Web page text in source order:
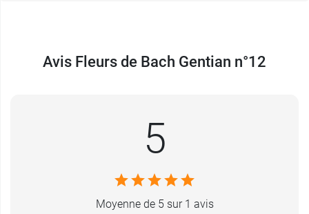
Avis Fleurs de Bach Gentian n°12
5
Moyenne de 5 sur 1 avis